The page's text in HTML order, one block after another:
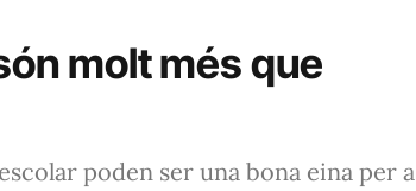
molt més que
poden ser una bona eina per a